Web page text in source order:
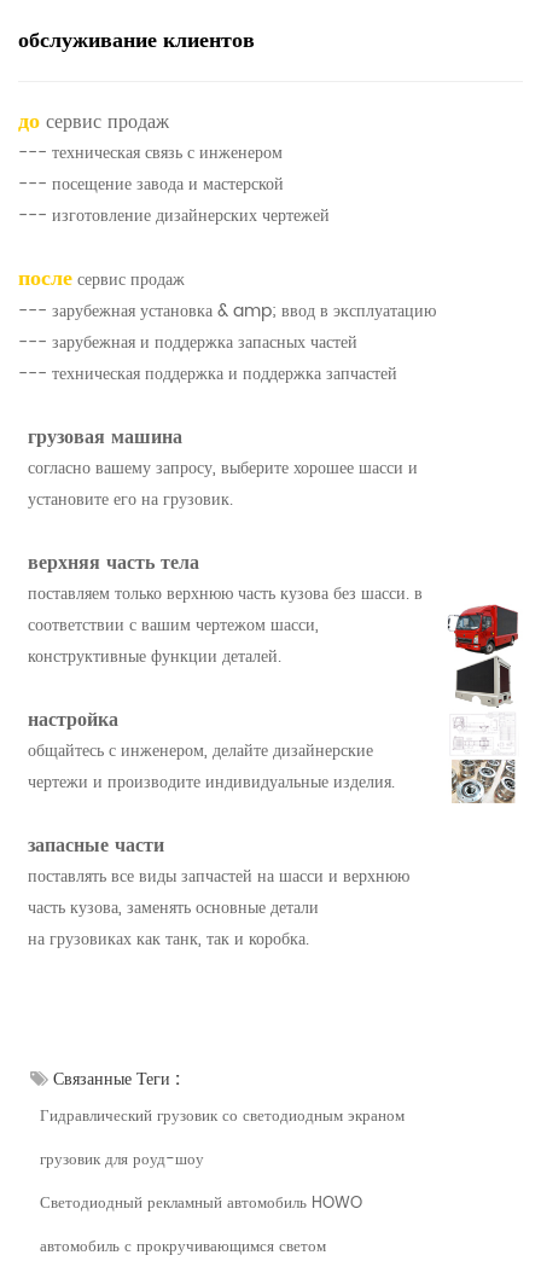
обслуживание клиентов
досервис продаж
--- техническая связь с инженером
--- посещение завода и мастерской
--- изготовление дизайнерских чертежей
послесервис продаж
--- зарубежная установка & amp; ввод в эксплуатацию
--- зарубежная и поддержка запасных частей
--- техническая поддержка и поддержка запчастей
грузовая машина
согласно вашему запросу, выберите хорошее шасси и
установите его на грузовик.
верхняя часть тела
поставляем только верхнюю часть кузова без шасси. в
соответствии с вашим чертежом шасси,
конструктивные функции деталей.
настройка
общайтесь с инженером, делайте дизайнерские
чертежи и производите индивидуальные изделия.
запасные части
поставлять все виды запчастей на шасси и верхнюю
часть кузова, заменять основные детали
на грузовиках как танк, так и коробка.
Связанные Теги :
Гидравлический грузовик со светодиодным экраном
грузовик для роуд-шоу
Светодиодный рекламный автомобиль HOWO
автомобиль с прокручивающимся светом